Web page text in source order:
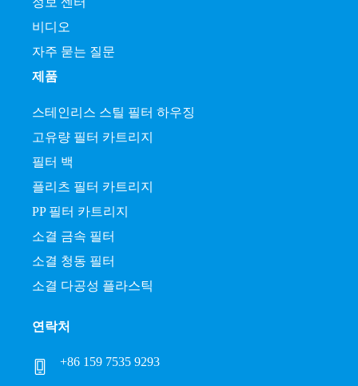
비디오
자주 묻는 질문
제품
스테인리스 스틸 필터 하우징
고유량 필터 카트리지
필터 백
플리츠 필터 카트리지
PP 필터 카트리지
소결 금속 필터
소결 청동 필터
소결 다공성 플라스틱
연락처
+86 159 7535 9293